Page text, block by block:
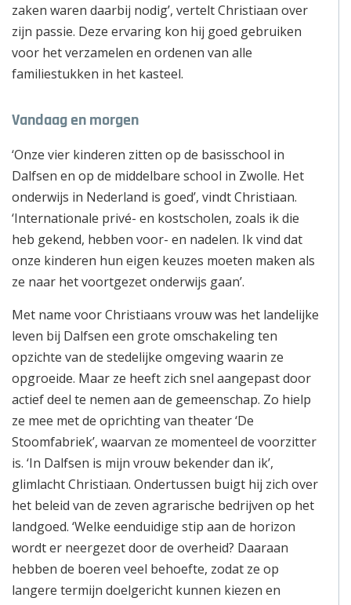
zaken waren daarbij nodig’, vertelt Christiaan over
zijn passie. Deze ervaring kon hij goed gebruiken
voor het verzamelen en ordenen van alle
familiestukken in het kasteel.
Vandaag en morgen
‘Onze vier kinderen zitten op de basisschool in
Dalfsen en op de middelbare school in Zwolle. Het
onderwijs in Nederland is goed’, vindt Christiaan.
‘Internationale privé- en kostscholen, zoals ik die
heb gekend, hebben voor- en nadelen. Ik vind dat
onze kinderen hun eigen keuzes moeten maken als
ze naar het voortgezet onderwijs gaan’.
Met name voor Christiaans vrouw was het landelijke
leven bij Dalfsen een grote omschakeling ten
opzichte van de stedelijke omgeving waarin ze
opgroeide. Maar ze heeft zich snel aangepast door
actief deel te nemen aan de gemeenschap. Zo hielp
ze mee met de oprichting van theater ‘De
Stoomfabriek’, waarvan ze momenteel de voorzitter
is. ‘In Dalfsen is mijn vrouw bekender dan ik’,
glimlacht Christiaan. Ondertussen buigt hij zich over
het beleid van de zeven agrarische bedrijven op het
landgoed. ‘Welke eenduidige stip aan de horizon
wordt er neergezet door de overheid? Daaraan
hebben de boeren veel behoefte, zodat ze op
langere termijn doelgericht kunnen kiezen en